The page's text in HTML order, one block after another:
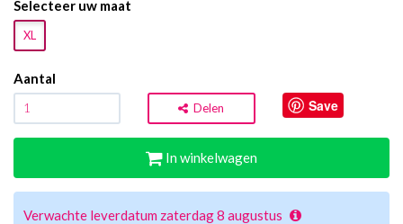
Selecteer uw maat
XL
Aantal
Delen Save
In winkelwagen
Verwachte leverdatum zaterdag 8 augustus